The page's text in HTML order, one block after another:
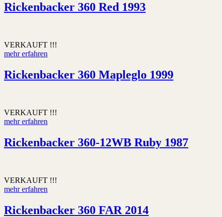
Rickenbacker 360 Red 1993
VERKAUFT !!!
mehr erfahren
Rickenbacker 360 Mapleglo 1999
VERKAUFT !!!
mehr erfahren
Rickenbacker 360-12WB Ruby 1987
VERKAUFT !!!
mehr erfahren
Rickenbacker 360 FAR 2014